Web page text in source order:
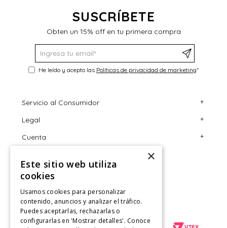
SUSCRÍBETE
Obten un 15% off en tu primera compra
He leído y acepto las Políticas de privacidad de marketing*
Servicio al Consumidor +
Centro de Ayuda
Contáctanos
Retiro en tienda
Tiendas
CyberMonday
CyberDay
Legal +
Términos y Condiciones
Cambios, Retracto y Garantía
Políticas de Privacidad
Política de Privacidad de Marketing
Cuenta +
Sigue tu compra
Historial de Compras
¿Dónde viene mi compra?
Ver Boleta / Ticket de cambio
×
Este sitio web utiliza
cookies
Usamos cookies para personalizar
contenido, anuncios y analizar el tráfico.
Puedes aceptarlas, rechazarlas o
configurarlas en 'Mostrar detalles'. Conoce